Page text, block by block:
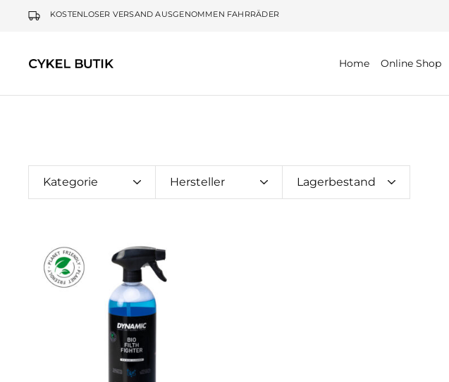
KOSTENLOSER VERSAND AUSGENOMMEN FAHRRÄDER
Cykel
Home Online Shop
Kategorie Hersteller Lagerbestand